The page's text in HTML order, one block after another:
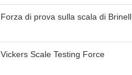
Forza di prova sulla scala di Brinell
Vickers Scale Testing Force